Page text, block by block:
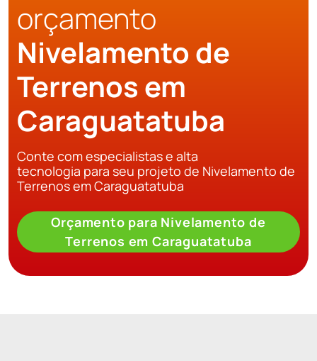
orçamento
Nivelamento de
Terrenos em
Caraguatatuba
Conte com especialistas e alta
tecnologia para seu projeto de Nivelamento de
Terrenos em Caraguatatuba
Orçamento para Nivelamento de
Terrenos em Caraguatatuba